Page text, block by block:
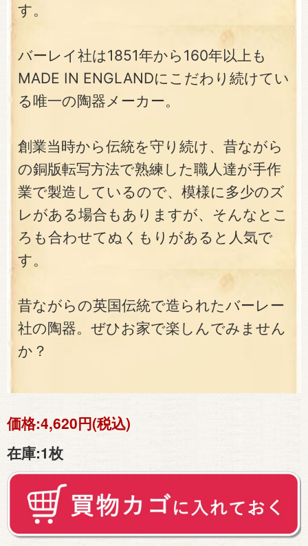
す。
バーレイ社は1851年から160年以上も
MADE IN ENGLANDにこだわり続けてい
る唯一の陶器メーカー。
創業当時から伝統を守り続け、昔ながら
の銅版転写方法で熟練した職人達が手作
業で製造しているので、模様に多少のズ
レがある場合もありますが、そんなとこ
ろも合わせてぬくもりがあると人気で
す。
昔ながらの英国伝統で造られたバーレー
社の陶器。ぜひお家で楽しんでみません
か？
価格:4,620円(税込)
在庫:1枚